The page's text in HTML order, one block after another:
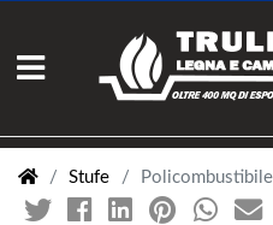
Stufe Policombustibile